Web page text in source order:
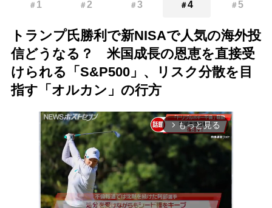
＃ 1 ＃2 ＃3 ＃4 ＃5
トランプ氏勝利で新NISAで人気の海外投
信どうなる？ 米国成長の恩恵を直接受
けられる「S&P500」、リスク分散を目
指す「オルカン」の行方
arrow_forward_ios もっと見る